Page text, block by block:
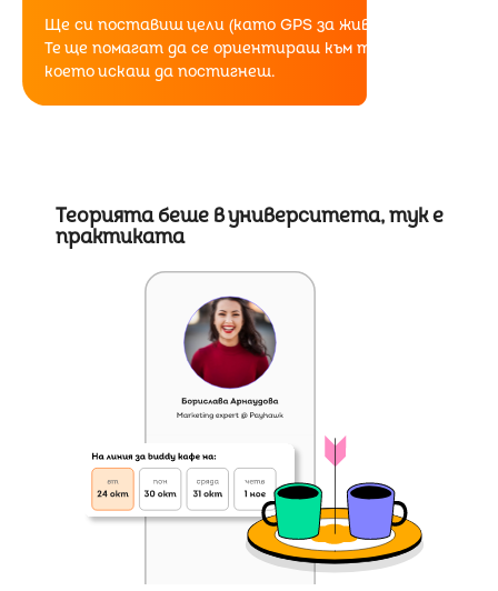
Ще си поставиш цели (като GPS за живота ти).
Те ще помагат да се ориентираш към това,
което искаш да постигнеш.
Теорията беше в университета, тук е
практиката